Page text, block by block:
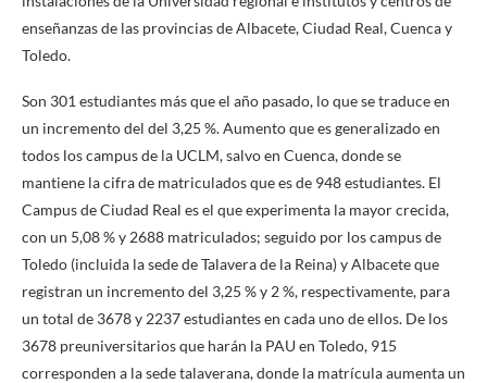
enseñanzas de las provincias de Albacete, Ciudad Real, Cuenca y
Toledo.
Son 301 estudiantes más que el año pasado, lo que se traduce en
un incremento del del 3,25 %. Aumento que es generalizado en
todos los campus de la UCLM, salvo en Cuenca, donde se
mantiene la cifra de matriculados que es de 948 estudiantes. El
Campus de Ciudad Real es el que experimenta la mayor crecida,
con un 5,08 % y 2688 matriculados; seguido por los campus de
Toledo (incluida la sede de Talavera de la Reina) y Albacete que
registran un incremento del 3,25 % y 2 %, respectivamente, para
un total de 3678 y 2237 estudiantes en cada uno de ellos. De los
3678 preuniversitarios que harán la PAU en Toledo, 915
corresponden a la sede talaverana, donde la matrícula aumenta un